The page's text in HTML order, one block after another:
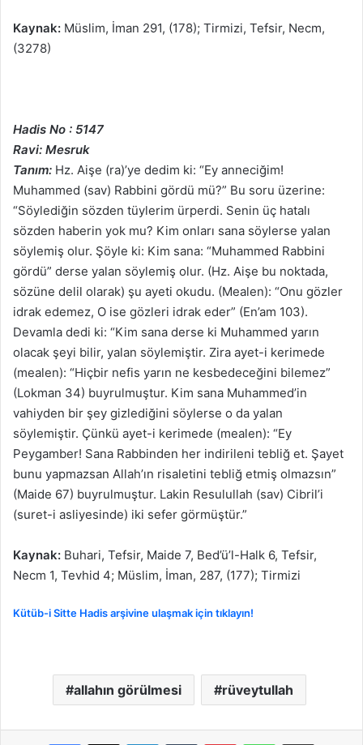
Kaynak: Müslim, İman 291, (178); Tirmizi, Tefsir, Necm,
(3278)
Hadis No : 5147
Ravi: Mesruk
Tanım: Hz. Aişe (ra)’ye dedim ki: “Ey anneciğim!
Muhammed (sav) Rabbini gördü mü?” Bu soru üzerine:
“Söylediğin sözden tüylerim ürperdi. Senin üç hatalı
sözden haberin yok mu? Kim onları sana söylerse yalan
söylemiş olur. Şöyle ki: Kim sana: “Muhammed Rabbini
gördü” derse yalan söylemiş olur. (Hz. Aişe bu noktada,
sözüne delil olarak) şu ayeti okudu. (Mealen): “Onu gözler
idrak edemez, O ise gözleri idrak eder” (En’am 103).
Devamla dedi ki: “Kim sana derse ki Muhammed yarın
olacak şeyi bilir, yalan söylemiştir. Zira ayet-i kerimede
(mealen): “Hiçbir nefis yarın ne kesbedeceğini bilemez”
(Lokman 34) buyrulmuştur. Kim sana Muhammed’in
vahiyden bir şey gizlediğini söylerse o da yalan
söylemiştir. Çünkü ayet-i kerimede (mealen): “Ey
Peygamber! Sana Rabbinden her indirileni tebliğ et. Şayet
bunu yapmazsan Allah’ın risaletini tebliğ etmiş olmazsın”
(Maide 67) buyrulmuştur. Lakin Resulullah (sav) Cibril’i
(suret-i asliyesinde) iki sefer görmüştür.”
Kaynak: Buhari, Tefsir, Maide 7, Bed’ü’l-Halk 6, Tefsir,
Necm 1, Tevhid 4; Müslim, İman, 287, (177); Tirmizi
Kütüb-i Sitte Hadis arşivine ulaşmak için tıklayın!
allahın görülmesi rüveytullah